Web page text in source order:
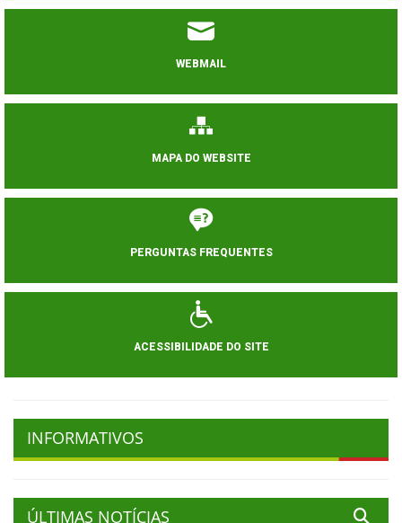
WEBMAIL
MAPA DO WEBSITE
PERGUNTAS FREQUENTES
ACESSIBILIDADE DO SITE
INFORMATIVOS
ÚLTIMAS NOTÍCIAS